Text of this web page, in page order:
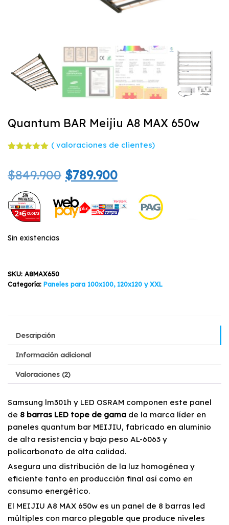
Quantum BAR Meijiu A8 MAX 650w
de 5 en
base a
s de
clientes
( valoraciones de clientes)
$849.900 El
precio
original
$789.900El
precio
actual
Sin existencias
SKU: A8MAX650
Categoría: Paneles para 100x100, 120x120 y XXL
Descripción
Información adicional
Valoraciones (2)
Samsung lm301h y LED OSRAM componen este panel
de 8 barras LED tope de gama de la marca líder en
paneles quantum bar MEIJIU, fabricado en aluminio
de alta resistencia y bajo peso AL-6063 y
policarbonato de alta calidad.
Asegura una distribución de la luz homogénea y
eficiente tanto en producción final así como en
consumo energético.
El MEIJIU A8 MAX 650w es un panel de 8 barras led
múltiples con marco plegable que produce niveles